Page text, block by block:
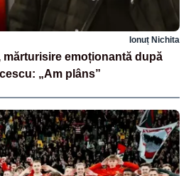
Ionuț Nichita
mărturisire emoționantă după
„Am plâns”